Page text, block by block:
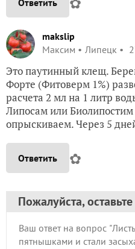
Ответить
makslip
Максим
Липецк
Это паутинный клещ.
Форте (Фитоверм 1%)
расчета 2 мл на 1 литр
Липосам или
опрыскиваем. Через 5
Ответить ✿
Пожалуйста,